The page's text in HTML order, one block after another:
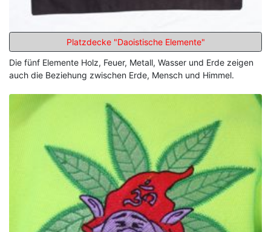
Platzdecke "Daoistische Elemente"
Die fünf Elemente Holz, Feuer, Metall, Wasser und Erde zeigen
auch die Beziehung zwischen Erde, Mensch und Himmel.